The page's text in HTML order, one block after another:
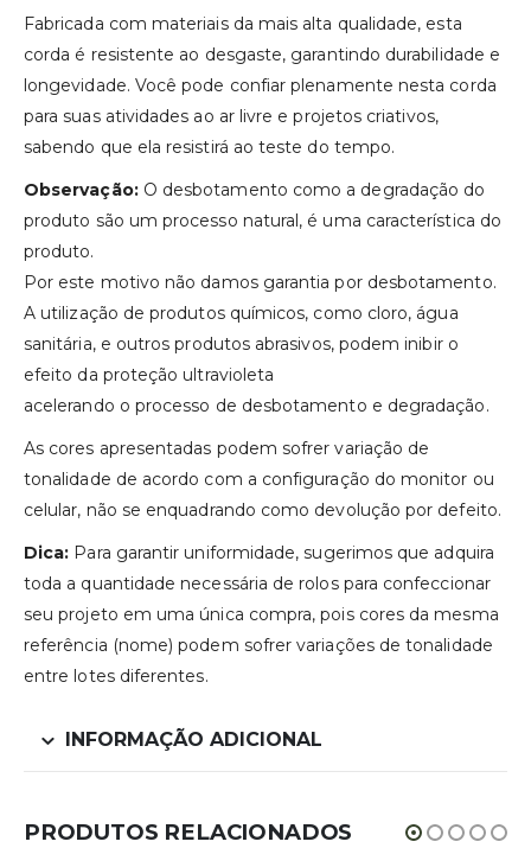
Fabricada com materiais da mais alta qualidade, esta
corda é resistente ao desgaste, garantindo durabilidade e
longevidade. Você pode confiar plenamente nesta corda
para suas atividades ao ar livre e projetos criativos,
sabendo que ela resistirá ao teste do tempo.
Observação:O desbotamento como a degradação do
produto são um processo natural, é uma característica do
produto.
Por este motivo não damos garantia por desbotamento.
A utilização de produtos químicos, como cloro, água
sanitária, e outros produtos abrasivos, podem inibir o
efeito da proteção ultravioleta
acelerando o processo de desbotamento e degradação.
As cores apresentadas podem sofrer variação de
tonalidade de acordo com a configuração do monitor ou
celular, não se enquadrando como devolução por defeito.
Dica: Para garantir uniformidade, sugerimos que adquira
toda a quantidade necessária de rolos para confeccionar
seu projeto em uma única compra, pois cores da mesma
referência (nome) podem sofrer variações de tonalidade
entre lotes diferentes.
INFORMAÇÃO ADICIONAL
PRODUTOS RELACIONADOS